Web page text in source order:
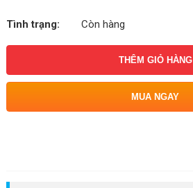
Tình trạng: Còn hàng
THÊM GIỎ HÀNG
MUA NGAY